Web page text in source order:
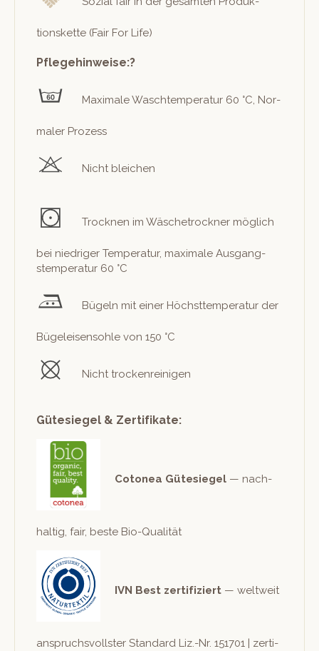
tions­kette (Fair For Life)
Pflegehinweise:?
Max­i­male Waschtem­per­atur 60 °C, Nor­
maler Prozess
Nicht bleichen
Trock­nen im Wäschetrock­n­er möglich
bei niedriger Tem­per­atur, max­i­male Aus­gang­
stem­per­atur 60 °C
Bügeln mit ein­er Höch­st­tem­per­atur der
Bügeleisen­sohle von 150 °C
Nicht trockenreinigen
Gütesiegel & Zertifikate:
Cotonea Güte­siegel — nach­
haltig, fair, beste Bio-Qualität
IVN Best zer­ti­fiziert — weltweit
anspruchsvoll­ster Stan­dard Liz.-Nr. 151701 | zer­ti­